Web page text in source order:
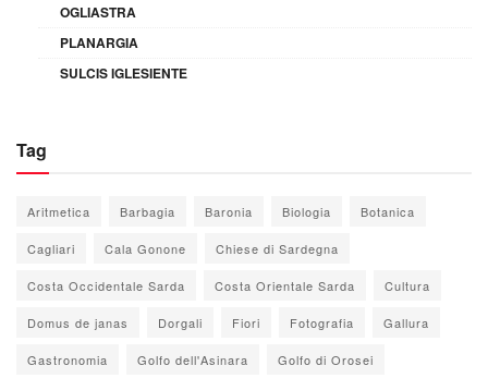
OGLIASTRA
PLANARGIA
SULCIS IGLESIENTE
Tag
Aritmetica Barbagia Baronia Biologia Botanica
Cagliari Cala Gonone Chiese di Sardegna
Costa Occidentale Sarda Costa Orientale Sarda Cultura
Domus de janas Dorgali Fiori Fotografia Gallura
Gastronomia Golfo dell'Asinara Golfo di Orosei